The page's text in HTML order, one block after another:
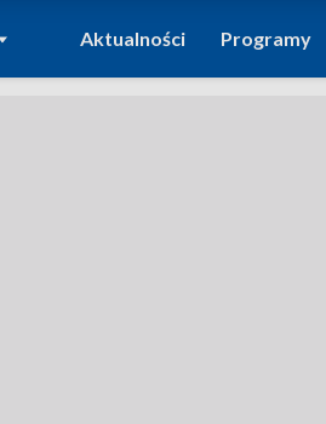
DO
Aktualności Programy